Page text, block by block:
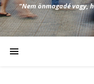
"Nem önmagadé vagy,